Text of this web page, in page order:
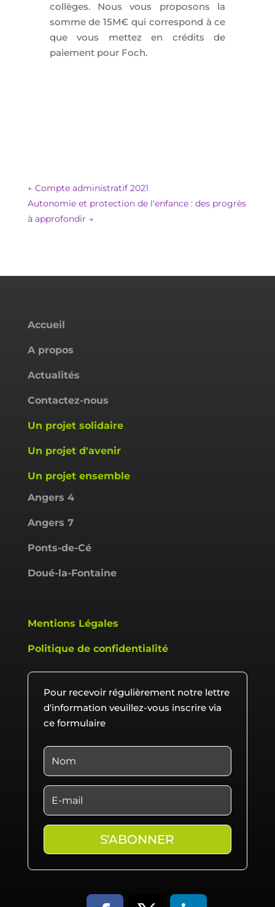
collèges. Nous vous proposons la
somme de 15M€ qui correspond à ce
que vous mettez en crédits de
paiement pour Foch.
← Compte administratif 2021
Autonomie et protection de l'enfance : des progrès
à approfondir →
Accueil
A propos
Actualités
Contactez-nous
Un projet solidaire
Un projet d'avenir
Un projet ensemble
Angers 4
Angers 7
Ponts-de-Cé
Doué-la-Fontaine
Mentions Légales
Politique de confidentialité
Pour recevoir régulièrement notre lettre
d'information veuillez-vous inscrire via
ce formulaire
S'ABONNER